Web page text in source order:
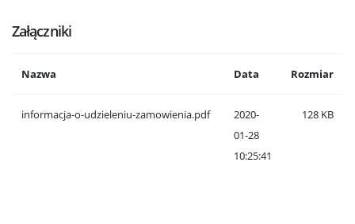
Załączniki
Nazwa Data Rozmiar
informacja-o-udzieleniu-zamowienia.pdf
2020-
01-28
10:25:41
128 KB